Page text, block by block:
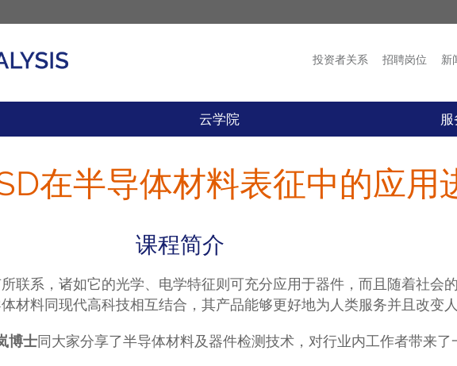
市场活动
投资者关系 招聘岗位 新
云学院
在半导体材料表征中的应用
课程简介
联系，诸如它的光学、电学特征则可充分应用于器件，而且随着社会
材料同现代高科技相互结合，其产品能够更好地为人类服务并且改变人
博士同大家分享了半导体材料及器件检测技术，对行业内工作者带来了